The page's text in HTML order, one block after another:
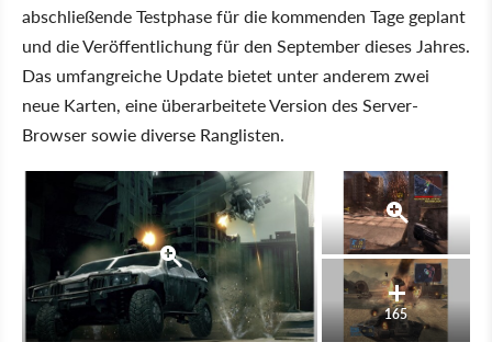
abschließende Testphase für die kommenden Tage geplant
und die Veröffentlichung für den September dieses Jahres.
Das umfangreiche Update bietet unter anderem zwei
neue Karten, eine überarbeitete Version des Server-
Browser sowie diverse Ranglisten.
165